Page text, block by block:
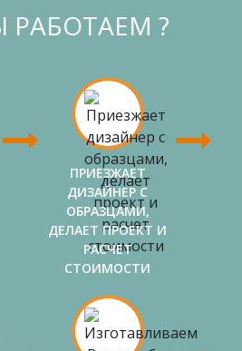
РАБОТАЕМ ?
ПРИЕЗЖАЕТ
ДИЗАЙНЕР С
ОБРАЗЦАМИ,
ДЕЛАЕТ ПРОЕКТ И
РАСЧЕТ
СТОИМОСТИ